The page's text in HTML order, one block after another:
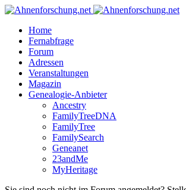
Home
Fernabfrage
Forum
Adressen
Veranstaltungen
Magazin
Genealogie-Anbieter
Ancestry
FamilyTreeDNA
FamilyTree
FamilySearch
Geneanet
23andMe
MyHeritage